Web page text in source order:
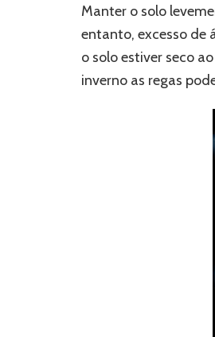
Manter o solo
entanto, excesso de
o solo estiver seco
inverno as regas